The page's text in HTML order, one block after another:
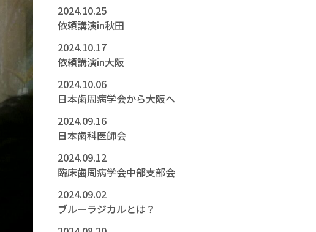
2024.10.25
依頼講演in秋田
2024.10.17
依頼講演in大阪
2024.10.06
日本歯周病学会から大阪へ
2024.09.16
日本歯科医師会
2024.09.12
臨床歯周病学会中部支部会
2024.09.02
ブルーラジカルとは？